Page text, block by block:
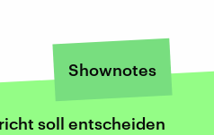
Shownotes
soll entscheiden